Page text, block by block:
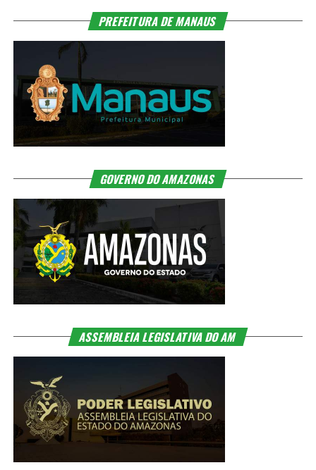
PREFEITURA DE MANAUS
GOVERNO DO AMAZONAS
ASSEMBLEIA LEGISLATIVA DO AM